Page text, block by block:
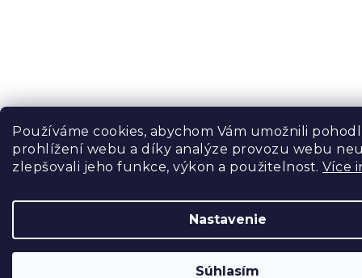
Používáme cookies, abychom Vám umožnili
prohlížení webu a díky analýze provozu webu
zlepšovali jeho funkce, výkon a použitelnost. Více
Nastavenie
Súhlasím